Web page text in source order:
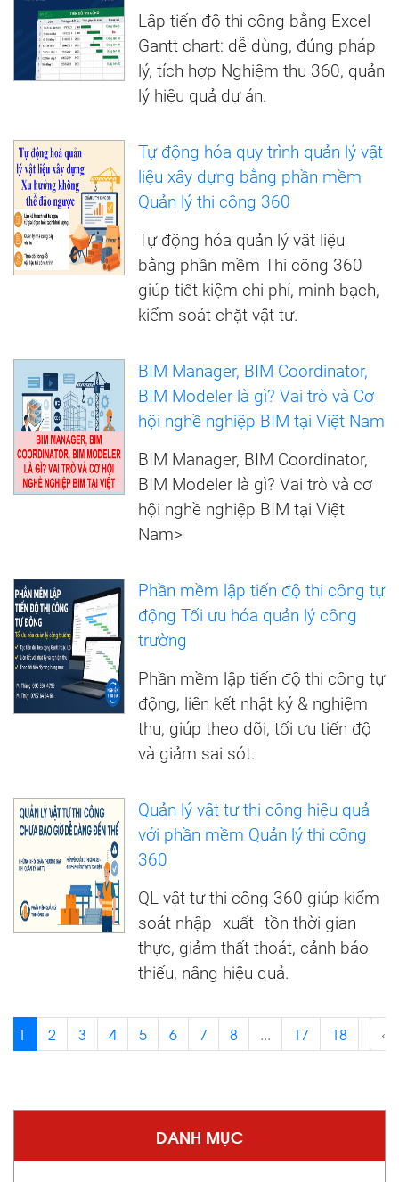
DANH MỤC
Lập tiến độ thi công bằng Excel
Gantt chart: dễ dùng, đúng pháp
lý, tích hợp Nghiệm thu 360, quản
lý hiệu quả dự án.
Tự động hóa quy trình quản lý vật
liệu xây dựng bằng phần mềm
Quản lý thi công 360
Tự động hóa quản lý vật liệu
bằng phần mềm Thi công 360
giúp tiết kiệm chi phí, minh bạch,
kiểm soát chặt vật tư.
BIM Manager, BIM Coordinator,
BIM Modeler là gì? Vai trò và Cơ
hội nghề nghiệp BIM tại Việt Nam
BIM Manager, BIM Coordinator,
BIM Modeler là gì? Vai trò và cơ
hội nghề nghiệp BIM tại Việt
Nam>
Phần mềm lập tiến độ thi công tự
động Tối ưu hóa quản lý công
trường
Phần mềm lập tiến độ thi công tự
động, liên kết nhật ký & nghiệm
thu, giúp theo dõi, tối ưu tiến độ
và giảm sai sót.
Quản lý vật tư thi công hiệu quả
với phần mềm Quản lý thi công
360
QL vật tư thi công 360 giúp kiểm
soát nhập–xuất–tồn thời gian
thực, giảm thất thoát, cảnh báo
thiếu, nâng hiệu quả.
1 2 3 4 5 6 7 8 ... 17 18 ‹